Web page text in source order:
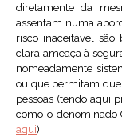
diretamente da
assentam numa
risco inaceitável são
clara ameaça à
nomeadamente
ou que permitam que
pessoas (tendo aqui
como o denominado
aqui).